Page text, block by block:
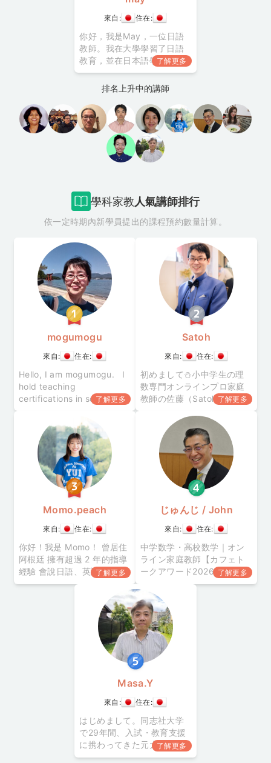
來自: 住在:
你好，我是May，一位日語
教師。我在大學學習了日語
教育，並在日本語學校和職
業學校工作了約15年。在此
期間，我在研究生階段進行
的研究，自2018年以來，我
一直以自由職業者的身份活
動。 在三重縣長大的生活每
天都很忙碌，但我認為這對
我來說是一個恰到好處的平
了解更多
排名上升中的講師
學科家教人氣講師排行
依一定時期內新學員提出的課程預約數量計算。
mogumogu
來自: 住在:
Hello, I am mogumogu. I
hold teaching
certifications in science
well as a certification to
teach at special-needs
schools.
了解更多
Satoh
來自: 住在:
初めまして⛄小中学生の理
数専門オンラインプロ家庭
教師の佐藤（Satoh）です。
塾で６年間、その後はオン
ライン指導で10年間教えて
きました。また、数年前か
ら他社オンライン家庭教師
でテクニカルサポートも担
当していますので、Zoom、
Google Meet、Teams、
Disco
了解更多
Momo.peach
來自: 住在:
你好！我是 Momo！ 曾居住
阿根廷 擁有超過 2 年的指導
經驗 會說日語、英語及西班
牙語 3 種語言的三語講師！
【具備日語及日本文化指導
經驗！】 【三語教師】 【修
畢日語講師養成課程】 【已
取得英語及西班牙語教師資
格】 【畢業於外語學院西班
牙語文學系】 學員評價
了解更多
じゅんじ / John
來自: 住在:
中学数学・高校数学｜オン
ライン家庭教師【カフェト
ークアワード2026年上半期
「家庭教師部門賞」受賞】
ワークはやっているのに，
なぜ点につながらないの
か。診断問題や普段の解き
方を通して，考え方のクセ
や理解の抜けを整理しま
す。暗記に頼りすぎず，
「どこで止まっているの
か」「次に何をすればよい
了解更多
Masa.Y
來自: 住在:
はじめまして。同志社大学
で29年間、入試・教育支援
に携わってきた元大学職員
のMasa.Yと申します。 総合
了解更多